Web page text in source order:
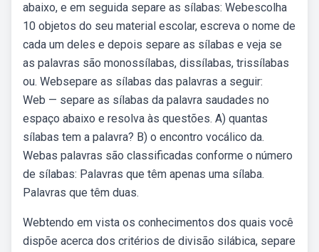
abaixo, e em seguida separe as sílabas: Webescolha
10 objetos do seu material escolar, escreva o nome de
cada um deles e depois separe as sílabas e veja se
as palavras são monossílabas, dissílabas, trissílabas
ou. Websepare as sílabas das palavras a seguir:
Web — separe as sílabas da palavra saudades no
espaço abaixo e resolva às questões. A) quantas
sílabas tem a palavra? B) o encontro vocálico da.
Webas palavras são classificadas conforme o número
de sílabas: Palavras que têm apenas uma sílaba.
Palavras que têm duas.
Webtendo em vista os conhecimentos dos quais você
dispõe acerca dos critérios de divisão silábica, separe